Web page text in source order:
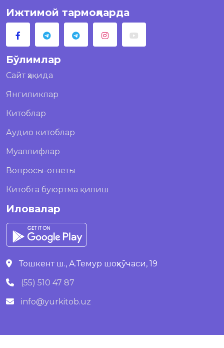
Ижтимой тармоқларда
Бўлимлар
Сайт ҳақида
Янгиликлар
Китоблар
Аудио китоблар
Муаллифлар
Вопросы-ответы
Китобга буюртма қилиш
Иловалар
Тошкент ш., А.Темур шоҳкўчаси, 19
(55) 510 47 87
info@yurkitob.uz